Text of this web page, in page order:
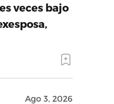
veces bajo
Ago 3, 2026